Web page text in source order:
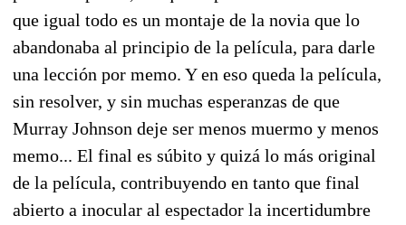
que igual todo es un montaje de la novia que lo
abandonaba al principio de la película, para darle
una lección por memo. Y en eso queda la película,
sin resolver, y sin muchas esperanzas de que
Murray Johnson deje ser menos muermo y menos
memo... El final es súbito y quizá lo más original
de la película, contribuyendo en tanto que final
abierto a inocular al espectador la incertidumbre